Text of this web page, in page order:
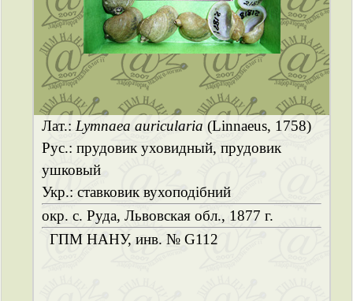
Лат.: Lymnaea auricularia (Linnaeus, 1758)
Рус.: прудовик уховидный, прудовик
ушковый
Укр.: ставковик вухоподібний
окр. с. Руда, Львовская обл., 1877 г.
ГПМ НАНУ, инв. № G112